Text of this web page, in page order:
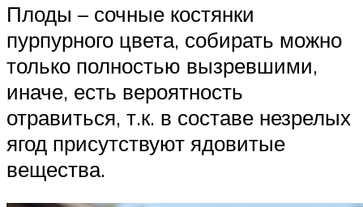
Плоды – сочные костянки
пурпурного цвета, собирать можно
только полностью вызревшими,
иначе, есть вероятность
отравиться, т.к. в составе незрелых
ягод присутствуют ядовитые
вещества.